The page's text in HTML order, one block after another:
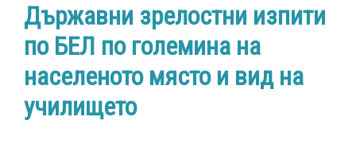
Държавни зрелостни изпити
по БЕЛ по големина на
населеното място и вид на
училището